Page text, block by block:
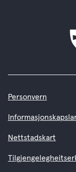
Personvern
Nettstadskart